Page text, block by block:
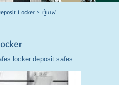
Locker> ตู้เซฟ
locker deposit safes